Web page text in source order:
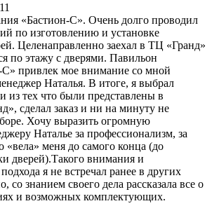
«Бастион-С». Очень долго проводил
по изготовлению и установке
Целенаправленно заехал в ТЦ «Гранд»
по этажу с дверями. Павильон
привлек мое внимание со мной
Наталья. В итоге, я выбрал
из тех что были представлены в
сделал заказ и ни на минуту не
Хочу выразить огромную
Наталье за профессионализм, за
«вела» меня до самого конца (до
дверей).Такого внимания и
я не встречал ранее в других
со знанием своего дела рассказала все о
и возможных комплектующих.